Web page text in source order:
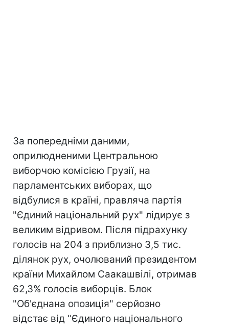
За попередніми даними,
оприлюдненими Центральною
виборчою комісією Грузії, на
парламентських виборах, що
відбулися в країні, правляча партія
"Єдиний національний рух" лідирує з
великим відривом. Після підрахунку
голосів на 204 з приблизно 3,5 тис.
ділянок рух, очолюваний президентом
країни Михайлом Саакашвілі, отримав
62,3% голосів виборців. Блок
"Об'єднана опозиція" серйозно
відстає від "Єдиного національного